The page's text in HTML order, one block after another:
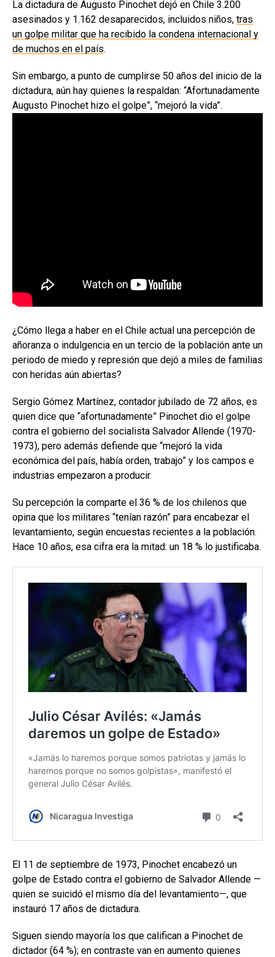
La dictadura de Augusto Pinochet dejó en Chile 3.200
asesinados y 1.162 desaparecidos, incluidos niños, tras
un golpe militar que ha recibido la condena internacional y
de muchos en el país.
Sin embargo, a punto de cumplirse 50 años del inicio de la
dictadura, aún hay quienes la respaldan: “Afortunadamente
Augusto Pinochet hizo el golpe”, “mejoró la vida”.
¿Cómo llega a haber en el Chile actual una percepción de
añoranza o indulgencia en un tercio de la población ante un
periodo de miedo y represión que dejó a miles de familias
con heridas aún abiertas?
Sergio Gómez Martínez, contador jubilado de 72 años, es
quien dice que “afortunadamente” Pinochet dio el golpe
contra el gobierno del socialista Salvador Allende (1970-
1973), pero además defiende que “mejoró la vida
económica del país, había orden, trabajo” y los campos e
industrias empezaron a producir.
Su percepción la comparte el 36 % de los chilenos que
opina que los militares “tenían razón” para encabezar el
levantamiento, según encuestas recientes a la población.
Hace 10 años, esa cifra era la mitad: un 18 % lo justificaba.
El 11 de septiembre de 1973, Pinochet encabezó un
golpe de Estado contra el gobierno de Salvador Allende —
quien se suicidó el mismo día del levantamiento—, que
instauró 17 años de dictadura.
Siguen siendo mayoría los que califican a Pinochet de
dictador (64 %); en contraste van en aumento quienes